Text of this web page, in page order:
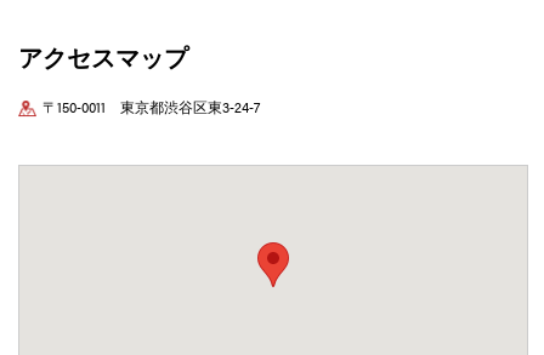
アクセスマップ
〒150-0011 東京都渋谷区東3-24-7